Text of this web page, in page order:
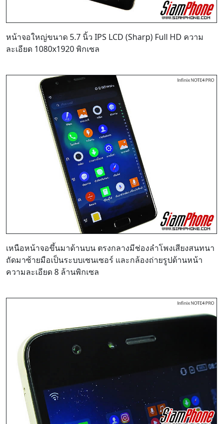
หน้าจอใหญ่ขนาด 5.7 นิ้ว IPS LCD (Sharp) Full HD ความ
ละเอียด 1080x1920 พิกเซล
เหนือหน้าจอขึ้นมาด้านบน ตรงกลางมีช่องลำโพงเสียงสนทนา
ถัดมาซ้ายมือเป็นระบบเซนเซอร์ และกล้องถ่ายรูปด้านหน้า
ความละเอียด 8 ล้านพิกเซล